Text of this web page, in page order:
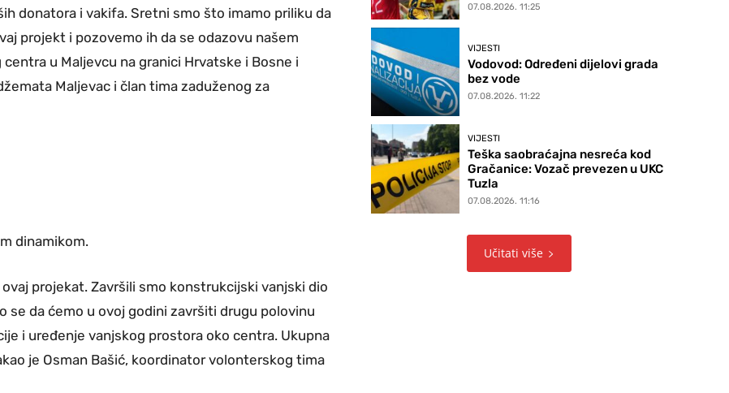
donatora i vakifa. Sretni smo što imamo priliku da
projekt i pozovemo ih da se odazovu našem
u Maljevcu na granici Hrvatske i Bosne i
Maljevac i član tima zaduženog za
dinamikom.
projekat. Završili smo konstrukcijski vanjski dio
se da ćemo u ovoj godini završiti drugu polovinu
i uređenje vanjskog prostora oko centra. Ukupna
je Osman Bašić, koordinator volonterskog tima
07.08.2026. 11:25
VIJESTI
Vodovod: Određeni dijelovi grada
bez vode
07.08.2026. 11:22
VIJESTI
Teška saobraćajna nesreća kod
Gračanice: Vozač prevezen u UKC
Tuzla
07.08.2026. 11:16
Učitati više